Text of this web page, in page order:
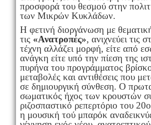
προσφορά του θεσμού στην
των Μικρών Κυκλάδων.
Η φετινή διοργάνωση με
τις «Ανατροπές», ανιχνεύει τις
τέχνη αλλάζει μορφή, είτε από
ανάγκη είτε υπό την πίεση της
πυρήνα του προγράμματος
μεταβολές και αντιθέσεις που
σε δημιουργική σύνθεση. Ο
σωματικός ήχος των κρουστών
ριζοσπαστικό ρεπερτόριο του
η μουσική τού μπαρόκ